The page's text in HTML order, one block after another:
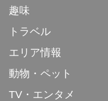
趣味
トラベル
エリア情報
動物・ペット
TV・エンタメ